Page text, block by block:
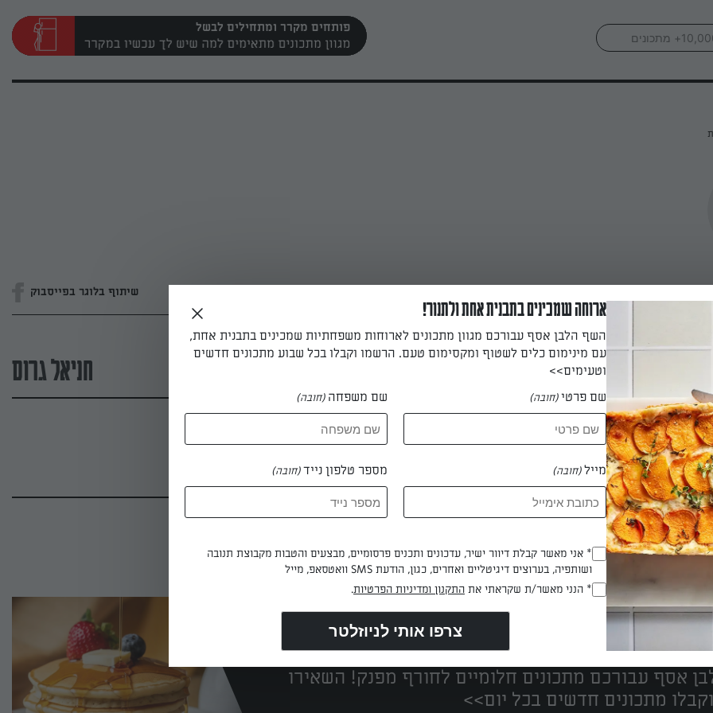
פותחים מקרר ומתחילים לבשל
שיתוף בלוגר בפייסבוק
חניאל גרוס
חניאל גרוס
הכי טעימים במקום אחד!
אסף עבורכם מתכונים חלומיים לחורף מפנק! השאירו
מתכונים חדשים בכל יום>>
ארוחה שמכינים בתבנית אחת ולתנור!
השף הלבן אסף עבורכם מגוון מתכונים לארוחות משפחתיות שמכינים בתבנית אחת,
עם מינימום כלים לשטוף ומקסימום טעם. הרשמו וקבלו בכל שבוע מתכונים חדשים
וטעימים>>
שם פרטי(חובה) שם משפחה (חובה)
מייל(חובה) מספר טלפון נייד(חובה)
(חובה)
* אני מאשר קבלת דיוור ישיר, עדכונים ותכנים פרסומיים, מבצעים והטבות מקבוצת תנובה
ושותפיה, בערוצים דיגיטליים ואחרים, כגון, הודעת SMS וואטסאפ, מייל
(חובה)
* הנני מאשר/ת שקראתי את התקנון ומדיניות הפרטיות.